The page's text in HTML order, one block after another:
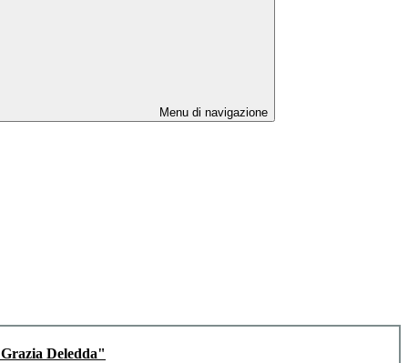
Menu di navigazione
Deledda"